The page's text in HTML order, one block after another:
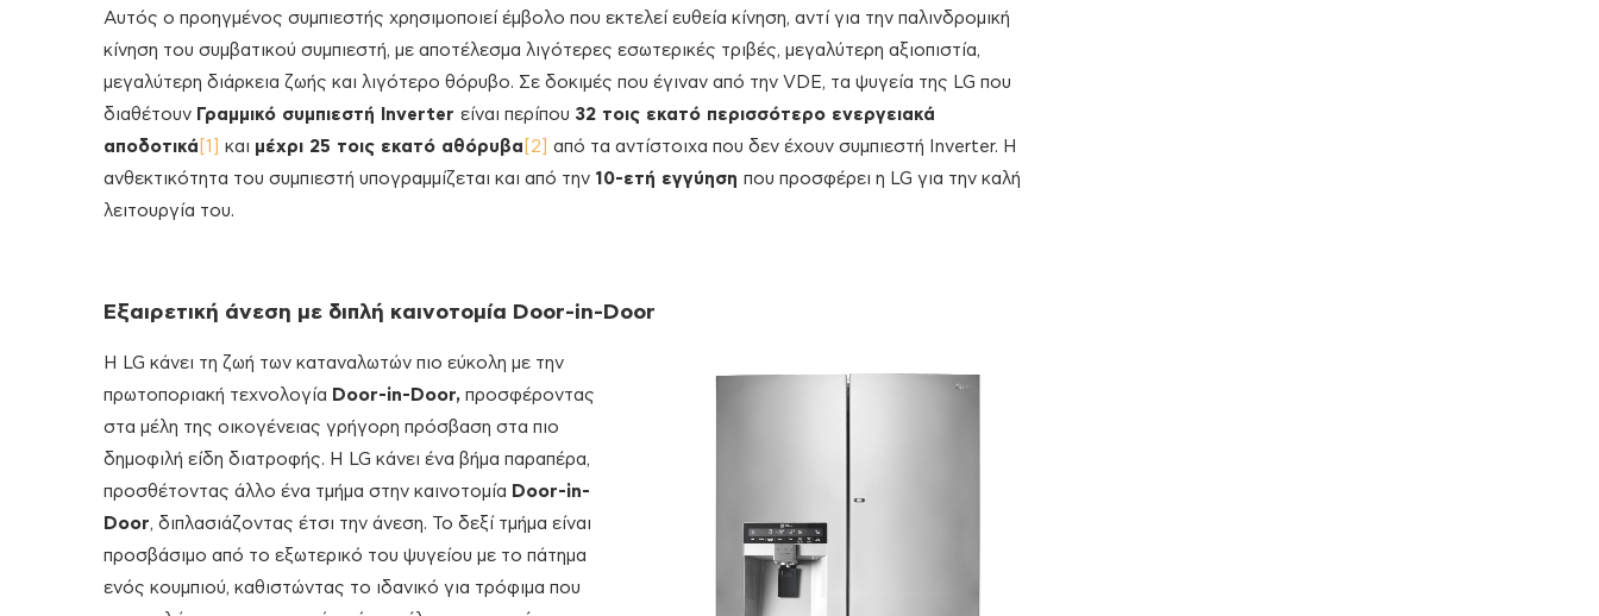
Αυτός ο προηγμένος συμπιεστής χρησιμοποιεί έμβολο που εκτελεί ευθεία κίνηση, αντί για την παλινδρομική
κίνηση του συμβατικού συμπιεστή, με αποτέλεσμα λιγότερες εσωτερικές τριβές, μεγαλύτερη αξιοπιστία,
μεγαλύτερη διάρκεια ζωής και λιγότερο θόρυβο. Σε δοκιμές που έγιναν από την VDE, τα ψυγεία της LG που
διαθέτουν Γραμμικό συμπιεστή Inverter είναι περίπου 32 τοις εκατό περισσότερο ενεργειακά
αποδοτικά [1] και μέχρι 25 τοις εκατό αθόρυβα [2]
από τα αντίστοιχα που δεν έχουν συμπιεστή Inverter. Η
ανθεκτικότητα του συμπιεστή υπογραμμίζεται και από την 10-ετή εγγύηση που προσφέρει η LG για την καλή
λειτουργία του.
Εξαιρετική άνεση με διπλή καινοτομία Door-in-Door
Η LG κάνει τη ζωή των καταναλωτών πιο εύκολη με την
πρωτοποριακή τεχνολογία Door-in-Door, προσφέροντας
στα μέλη της οικογένειας γρήγορη πρόσβαση στα πιο
δημοφιλή είδη διατροφής. Η LG κάνει ένα βήμα παραπέρα,
προσθέτοντας άλλο ένα τμήμα στην καινοτομία Door-in-
Door, διπλασιάζοντας έτσι την άνεση. Το δεξί τμήμα είναι
προσβάσιμo από το εξωτερικό του ψυγείου με το πάτημα
ενός κουμπιού, καθιστώντας το ιδανικό για τρόφιμα που